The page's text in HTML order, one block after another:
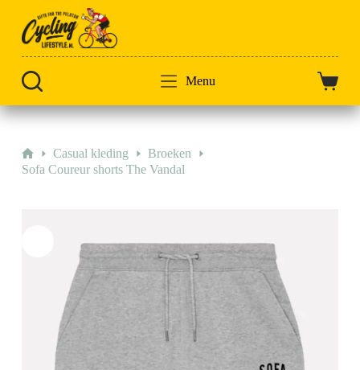
artikel
Menu
HomeCasual kleding
Broeken
Sofa Coureur shorts The Vandal